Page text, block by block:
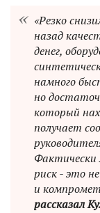
«Резко
назад
денег,
намного
но
который
получает
Фактически
риск - это
и
рассказал